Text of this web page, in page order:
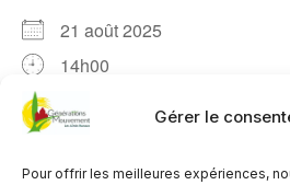
Gérer le
Pour offrir les meilleures expériences,
21 août 2025
14h00
AJOUTER AU CALENDRIER
Télécharger ICS